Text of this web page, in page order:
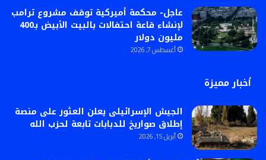
عاجل- محكمة أميركية توقف مشروع ترامب
لإنشاء قاعة احتفالات بالبيت الأبيض بـ400
مليون دولار
أغسطس 7, 2026
أخبار مميزة
الجيش الإسرائيلى يعلن العثور على منصة
إطلاق صواريخ للدبابات تابعة لحزب الله
أبريل 15, 2026